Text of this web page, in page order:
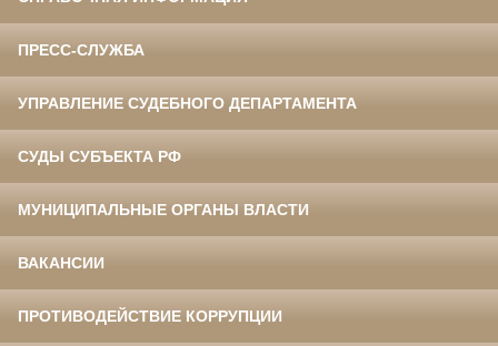
ПРЕСС-СЛУЖБА
УПРАВЛЕНИЕ СУДЕБНОГО ДЕПАРТАМЕНТА
СУДЫ СУБЪЕКТА РФ
МУНИЦИПАЛЬНЫЕ ОРГАНЫ ВЛАСТИ
ВАКАНСИИ
ПРОТИВОДЕЙСТВИЕ КОРРУПЦИИ